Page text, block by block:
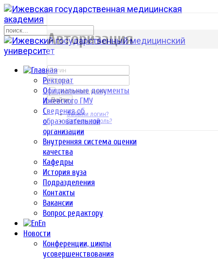
Ректорат
Официальные документы
Ижевского ГМУ
Сведения об
образовательной
организации
Внутренняя система оценки
качества
Кафедры
История вуза
Подразделения
Контакты
Вакансии
Вопрос редактору
En
Новости
Конференции, циклы
усовершенствования
р
Авторизация
Запомнить меня
Войти
Забыли логин?
Забыли пароль?